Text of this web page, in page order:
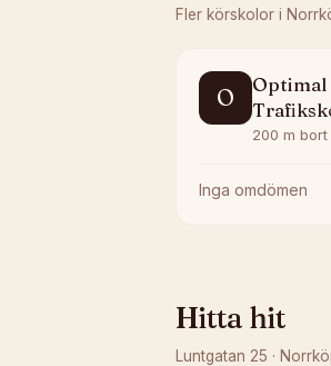
Fler körskolor i
O
Optimal
200 m bort
Inga omdömen
Hitta hit
Luntgatan 25 ·